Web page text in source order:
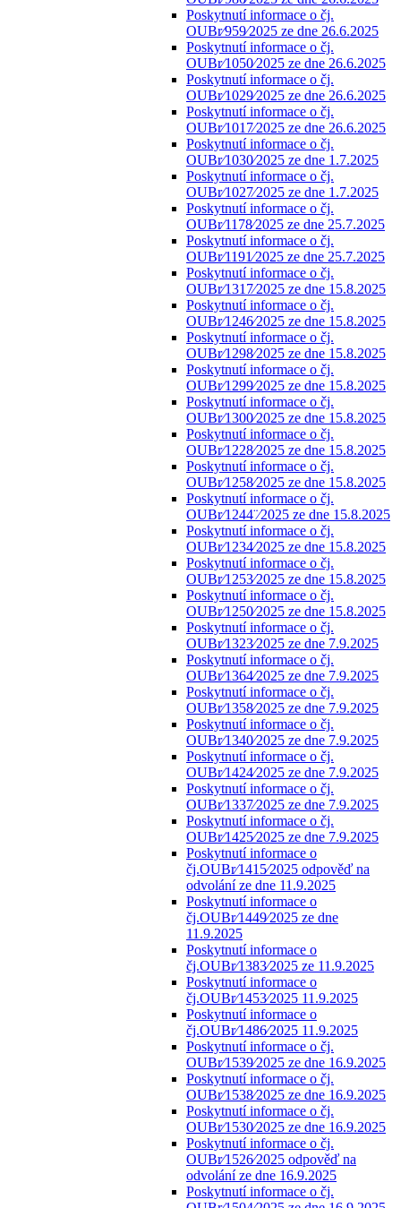
Poskytnutí informace o čj.
OUBr⁄959⁄2025 ze dne 26.6.2025
Poskytnutí informace o čj.
OUBr⁄1050⁄2025 ze dne 26.6.2025
Poskytnutí informace o čj.
OUBr⁄1029⁄2025 ze dne 26.6.2025
Poskytnutí informace o čj.
OUBr⁄1017⁄2025 ze dne 26.6.2025
Poskytnutí informace o čj.
OUBr⁄1030⁄2025 ze dne 1.7.2025
Poskytnutí informace o čj.
OUBr⁄1027⁄2025 ze dne 1.7.2025
Poskytnutí informace o čj.
OUBr⁄1178⁄2025 ze dne 25.7.2025
Poskytnutí informace o čj.
OUBr⁄1191⁄2025 ze dne 25.7.2025
Poskytnutí informace o čj.
OUBr⁄1317⁄2025 ze dne 15.8.2025
Poskytnutí informace o čj.
OUBr⁄1246⁄2025 ze dne 15.8.2025
Poskytnutí informace o čj.
OUBr⁄1298⁄2025 ze dne 15.8.2025
Poskytnutí informace o čj.
OUBr⁄1299⁄2025 ze dne 15.8.2025
Poskytnutí informace o čj.
OUBr⁄1300⁄2025 ze dne 15.8.2025
Poskytnutí informace o čj.
OUBr⁄1228⁄2025 ze dne 15.8.2025
Poskytnutí informace o čj.
OUBr⁄1258⁄2025 ze dne 15.8.2025
Poskytnutí informace o čj.
OUBr⁄1244¨⁄2025 ze dne 15.8.2025
Poskytnutí informace o čj.
OUBr⁄1234⁄2025 ze dne 15.8.2025
Poskytnutí informace o čj.
OUBr⁄1253⁄2025 ze dne 15.8.2025
Poskytnutí informace o čj.
OUBr⁄1250⁄2025 ze dne 15.8.2025
Poskytnutí informace o čj.
OUBr⁄1323⁄2025 ze dne 7.9.2025
Poskytnutí informace o čj.
OUBr⁄1364⁄2025 ze dne 7.9.2025
Poskytnutí informace o čj.
OUBr⁄1358⁄2025 ze dne 7.9.2025
Poskytnutí informace o čj.
OUBr⁄1340⁄2025 ze dne 7.9.2025
Poskytnutí informace o čj.
OUBr⁄1424⁄2025 ze dne 7.9.2025
Poskytnutí informace o čj.
OUBr⁄1337⁄2025 ze dne 7.9.2025
Poskytnutí informace o čj.
OUBr⁄1425⁄2025 ze dne 7.9.2025
Poskytnutí informace o
čj.OUBr⁄1415⁄2025 odpověď na
odvolání ze dne 11.9.2025
Poskytnutí informace o
čj.OUBr⁄1449⁄2025 ze dne
11.9.2025
Poskytnutí informace o
čj.OUBr⁄1383⁄2025 ze 11.9.2025
Poskytnutí informace o
čj.OUBr⁄1453⁄2025 11.9.2025
Poskytnutí informace o
čj.OUBr⁄1486⁄2025 11.9.2025
Poskytnutí informace o čj.
OUBr⁄1539⁄2025 ze dne 16.9.2025
Poskytnutí informace o čj.
OUBr⁄1538⁄2025 ze dne 16.9.2025
Poskytnutí informace o čj.
OUBr⁄1530⁄2025 ze dne 16.9.2025
Poskytnutí informace o čj.
OUBr⁄1526⁄2025 odpověď na
odvolání ze dne 16.9.2025
Poskytnutí informace o čj.